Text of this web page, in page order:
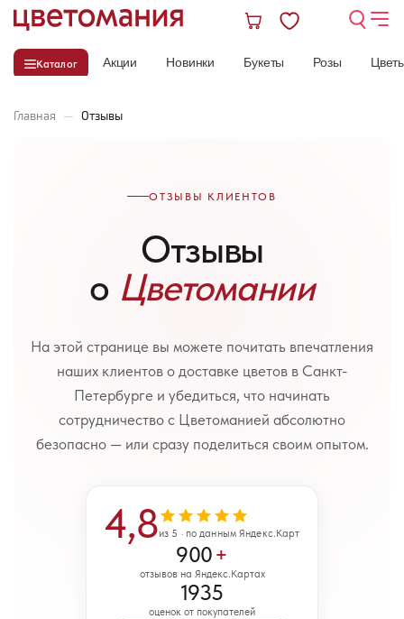
Каталог Акции Новинки Букеты Розы
Главная — Отзывы
ОТЗЫВЫ КЛИЕНТОВ
Отзывы
о Цветомании
На этой странице вы можете почитать впечатления
наших клиентов о доставке цветов в Санкт-
Петербурге и убедиться, что начинать
сотрудничество с Цветоманией абсолютно
безопасно — или сразу поделиться своим опытом.
4,8из 5 · по данным Яндекс.Карт
900+
отзывов на Яндекс.Картах
1935
оценок от покупателей